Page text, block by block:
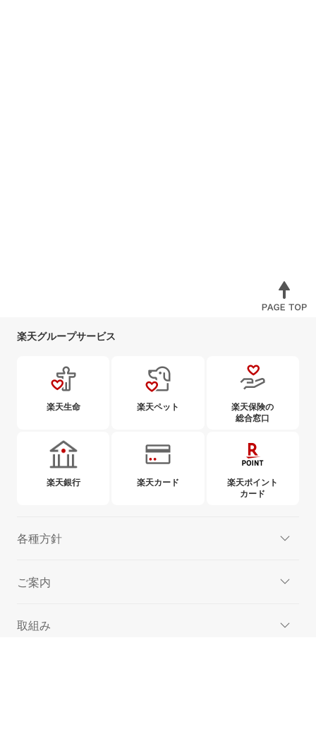
楽天グループサービス
楽天生命 楽天ペット
楽天保険の
総合窓口
楽天銀行 楽天カード
楽天ポイント
カード
各種方針
ご案内
取組み